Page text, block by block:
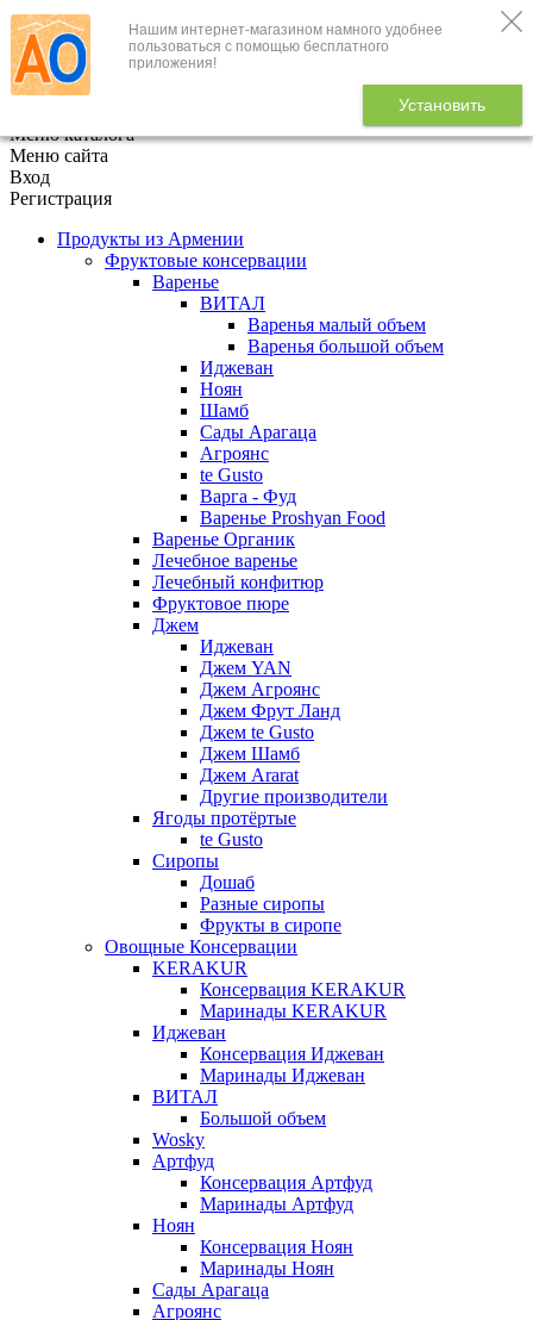
Нашим интернет-магазином намного удобнее
пользоваться с помощью бесплатного
приложения!
Установить
+7 (495) 646-888-1
В корзине
Меню каталога
Меню сайта
Вход
Регистрация
Продукты из Армении
Фруктовые консервации
Варенье
ВИТАЛ
Варенья малый объем
Варенья большой объем
Иджеван
Ноян
Шамб
Сады Арагаца
Агроянс
te Gusto
Варга - Фуд
Варенье Proshyan Food
Варенье Органик
Лечебное варенье
Лечебный конфитюр
Фруктовое пюре
Джем
Иджеван
Джем YAN
Джем Агроянс
Джем Фрут Ланд
Джем te Gusto
Джем Шамб
Джем Ararat
Другие производители
Ягоды протёртые
te Gusto
Сиропы
Дошаб
Разные сиропы
Фрукты в сиропе
Овощные Консервации
KERAKUR
Консервация KERAKUR
Маринады KERAKUR
Иджеван
Консервация Иджеван
Маринады Иджеван
ВИТАЛ
Большой объем
Wosky
Артфуд
Консервация Артфуд
Маринады Артфуд
Ноян
Консервация Ноян
Маринады Ноян
Сады Арагаца
Агроянс